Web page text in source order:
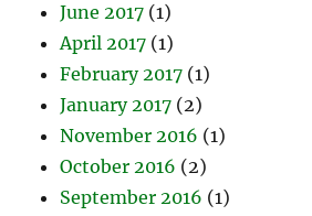
June 2017 (1)
April 2017 (1)
February 2017 (1)
January 2017 (2)
November 2016 (1)
October 2016 (2)
September 2016 (1)